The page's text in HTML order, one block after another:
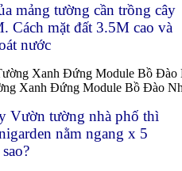
mảng tường cần trồng cây
Cách mặt đất 3.5M cao và
nước
Xanh Đứng Module Bồ Đào
Vườn tường nhà phố thì
nằm ngang x 5